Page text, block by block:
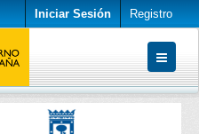
Iniciar Sesión Registro